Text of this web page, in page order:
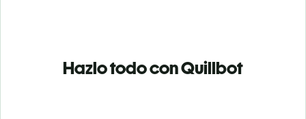
Hazlo todo con Quillbot